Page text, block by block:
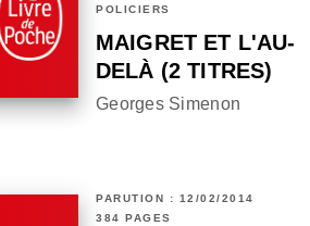
POLICIERS
MAIGRET ET L'AU-
DELÀ (2 TITRES)
Georges Simenon
PARUTION : 12/02/2014
384 PAGES